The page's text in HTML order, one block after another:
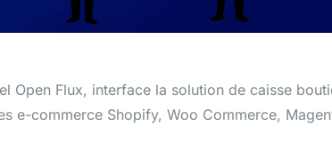
Open Flux, interface la solution de caisse
e-commerce Shopify, Woo Commerce,